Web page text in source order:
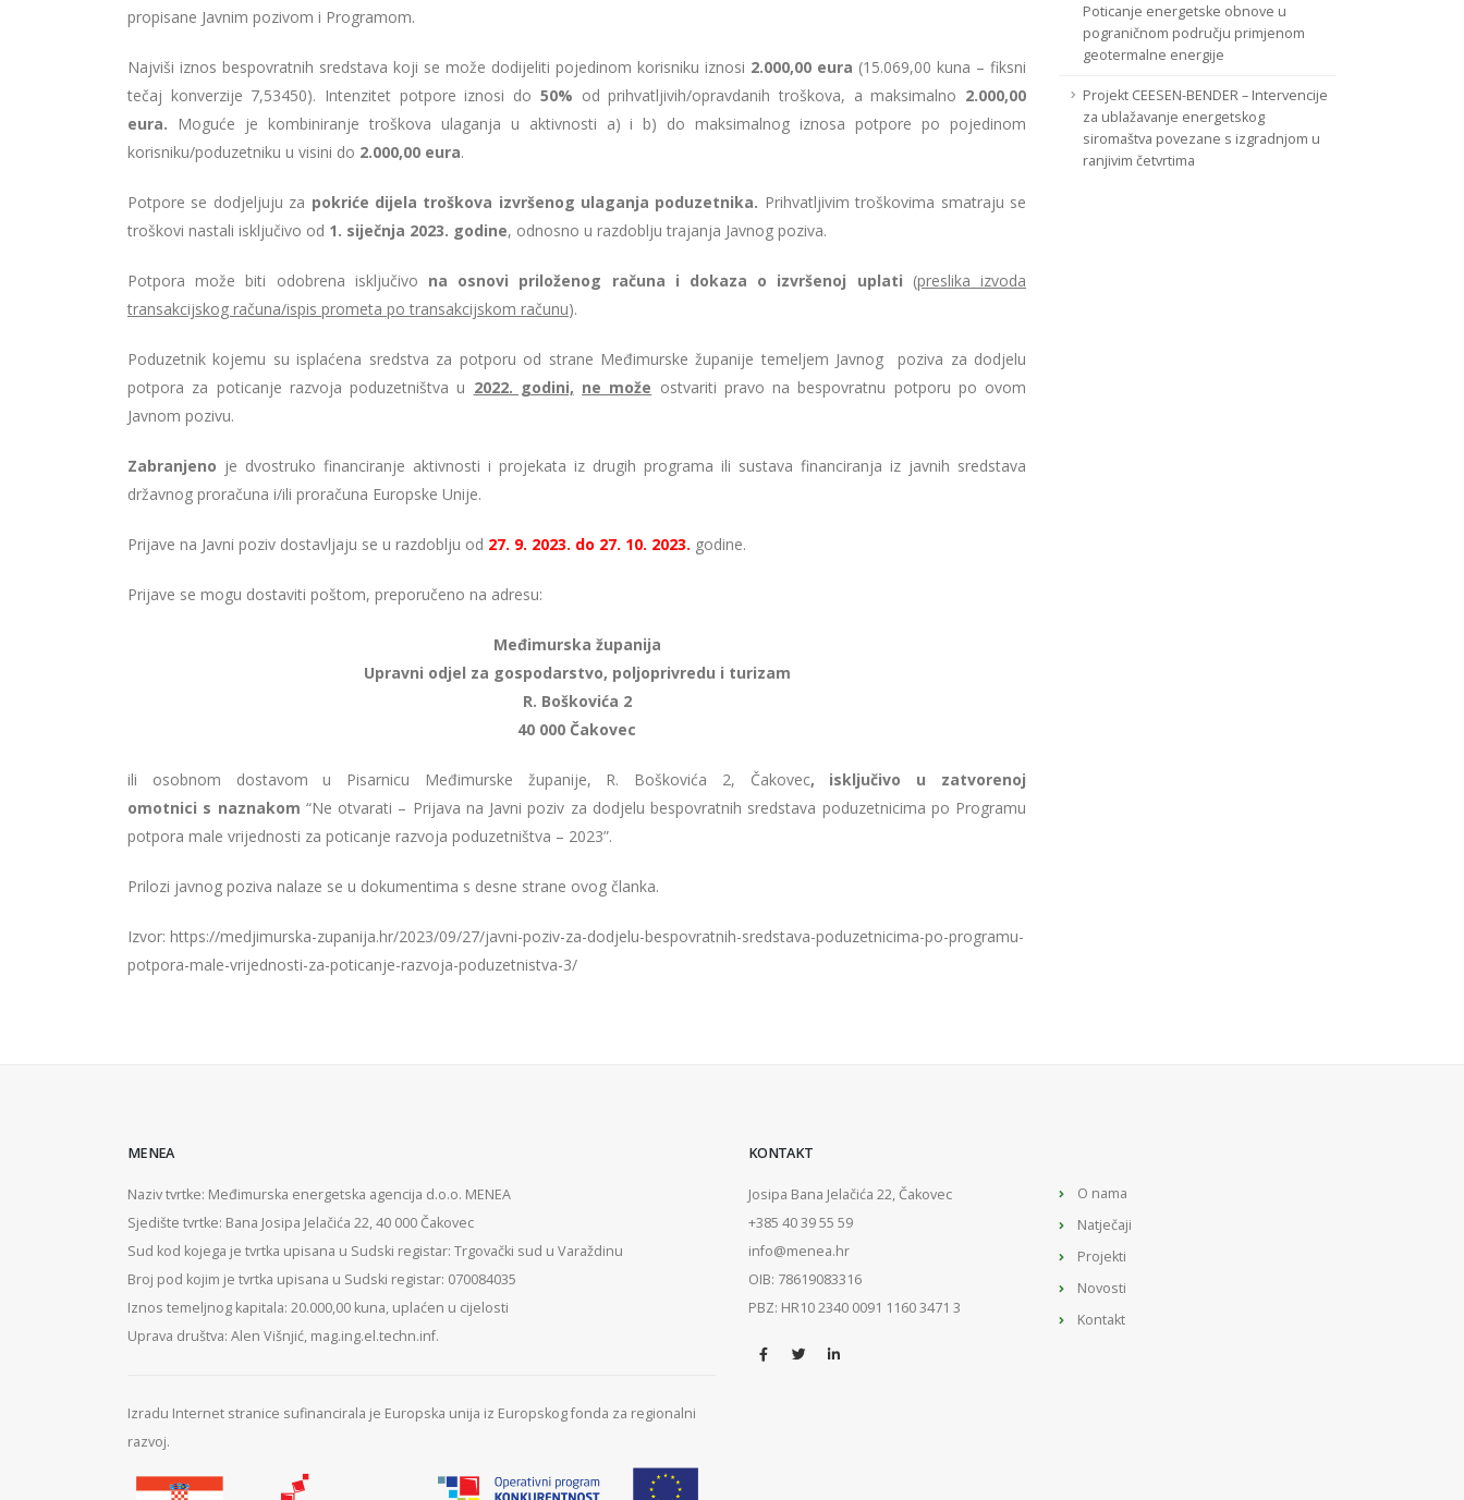
propisane Javnim pozivom i Programom.
Najviši iznos bespovratnih sredstava koji se može dodijeliti pojedinom korisniku iznosi 2.000,00 eura (15.069,00 kuna – fiksni
tečaj konverzije 7,53450). Intenzitet potpore iznosi do 50% od prihvatljivih/opravdanih troškova, a maksimalno 2.000,00
eura. Moguće je kombiniranje troškova ulaganja u aktivnosti a) i b) do maksimalnog iznosa potpore po pojedinom
korisniku/poduzetniku u visini do 2.000,00 eura.
Potpore se dodjeljuju za pokriće dijela troškova izvršenog ulaganja poduzetnika. Prihvatljivim troškovima smatraju se
troškovi nastali isključivo od 1. siječnja 2023. godine, odnosno u razdoblju trajanja Javnog poziva.
Potpora može biti odobrena isključivo na osnovi priloženog računa i dokaza o izvršenoj uplati (preslika izvoda
transakcijskog računa/ispis prometa po transakcijskom računu).
Poduzetnik kojemu su isplaćena sredstva za potporu od strane Međimurske županije temeljem Javnog poziva za dodjelu
potpora za poticanje razvoja poduzetništva u 2022. godini, ne može ostvariti pravo na bespovratnu potporu po ovom
Javnom pozivu.
Zabranjeno je dvostruko financiranje aktivnosti i projekata iz drugih programa ili sustava financiranja iz javnih sredstava
državnog proračuna i/ili proračuna Europske Unije.
Prijave na Javni poziv dostavljaju se u razdoblju od 27. 9. 2023. do 27. 10. 2023. godine.
Prijave se mogu dostaviti poštom, preporučeno na adresu:
Međimurska županija
Upravni odjel za gospodarstvo, poljoprivredu i turizam
R. Boškovića 2
40 000 Čakovec
ili osobnom dostavom u Pisarnicu Međimurske županije, R. Boškovića 2, Čakovec, isključivo u
zatvorenoj
omotnici s naznakom “Ne otvarati – Prijava na Javni poziv za dodjelu bespovratnih sredstava poduzetnicima po Programu
potpora male vrijednosti za poticanje razvoja poduzetništva – 2023”.
Prilozi javnog poziva nalaze se u dokumentima s desne strane ovog članka.
Izvor: https://medjimurska-zupanija.hr/2023/09/27/javni-poziv-za-dodjelu-bespovratnih-sredstava-poduzetnicima-po-programu-
potpora-male-vrijednosti-za-poticanje-razvoja-poduzetnistva-3/
Poticanje energetske obnove u
pograničnom području primjenom
geotermalne energije
Projekt CEESEN-BENDER – Intervencije
za ublažavanje energetskog
siromaštva povezane s izgradnjom u
ranjivim četvrtima
MENEA
Naziv tvrtke: Međimurska energetska agencija d.o.o. MENEA
Sjedište tvrtke: Bana Josipa Jelačića 22, 40 000 Čakovec
Sud kod kojega je tvrtka upisana u Sudski registar: Trgovački sud u Varaždinu
Broj pod kojim je tvrtka upisana u Sudski registar: 070084035
Iznos temeljnog kapitala: 20.000,00 kuna, uplaćen u cijelosti
Uprava društva: Alen Višnjić, mag.ing.el.techn.inf.
Izradu Internet stranice sufinancirala je Europska unija iz Europskog fonda za regionalni
razvoj.
KONTAKT
Josipa Bana Jelačića 22, Čakovec
+385 40 39 55 59
info@menea.hr
OIB: 78619083316
PBZ: HR10 2340 0091 1160 3471 3
O nama
Natječaji
Projekti
Novosti
Kontakt